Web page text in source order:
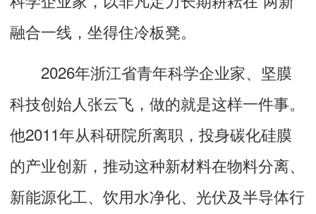
融合一线，坐得住冷板凳。
2026年浙江省青年科学企业家、坚膜
科技创始人张云飞，做的就是这样一件事。
他2011年从科研院所离职，投身碳化硅膜
的产业创新，推动这种新材料在物料分离、
新能源化工、饮用水净化、光伏及半导体行